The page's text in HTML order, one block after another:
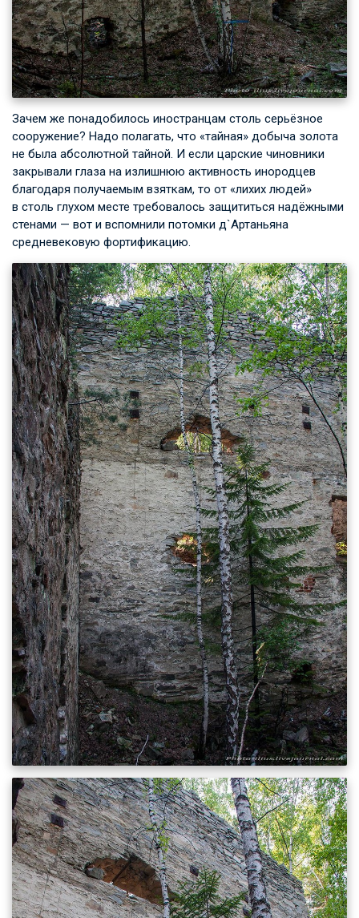
Зачем же понадобилось иностранцам столь серьёзное
сооружение? Надо полагать, что «тайная» добыча золота
не была абсолютной тайной. И если царские чиновники
закрывали глаза на излишнюю активность инородцев
благодаря получаемым взяткам, то от «лихих людей»
в столь глухом месте требовалось защититься надёжными
стенами — вот и вспомнили потомки д`Артаньяна
средневековую фортификацию.